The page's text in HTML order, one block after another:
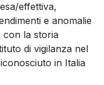
effettiva,
e anomalie
con la storia
di vigilanza nel
in Italia